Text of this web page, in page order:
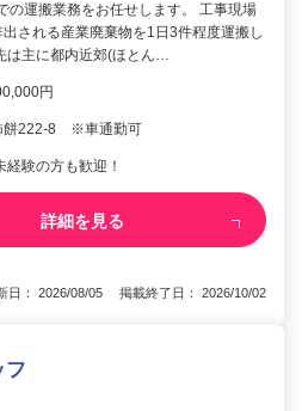
の運搬業務をお任せします。 工事現場
される産業廃棄物を1日3件程度運搬し
は主に都内近郊(ほとん…
円
餅222-8 ※車通勤可
験の方も歓迎！
詳細を見る
日： 2026/08/05 掲載終了日： 2026/10/02
フ